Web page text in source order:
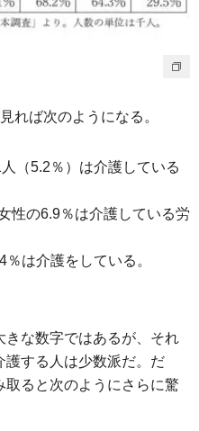
れば次のようになる。
（5.2％）は介護している
性の6.9％は介護している労
は介護をしている。
きな数字ではあるが、それ
護する人は少数派だ。だ
取ると次のようにさらに驚